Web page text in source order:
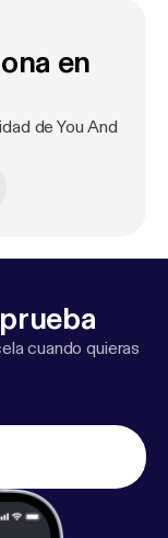
shared in
bless you and
en
de You And
cuando quieras